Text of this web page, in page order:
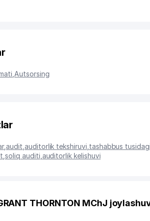
Autsorsing
,audit auditorlik tekshiruvi tashabbus
,soliq auditi auditorlik kelishuvi
THORNTON MChJ